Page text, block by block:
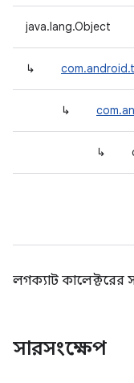
java.lang.Object
↳
↳
↳
লগক্যাট কালেক্টরের
সারসংক্ষেপ